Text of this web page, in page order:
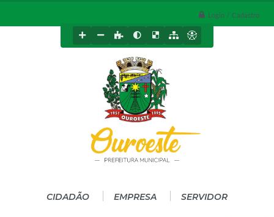
Login / Cadastro
CIDADÃO EMPRESA SERVIDOR